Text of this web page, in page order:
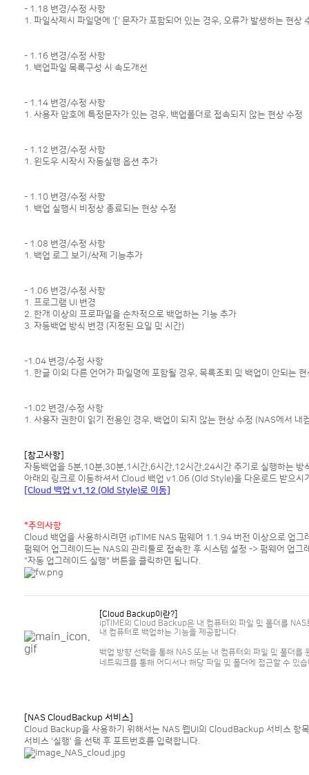
- 1.18 변경/수정 사항
1. 파일삭제시 파일명에 '[' 문자가 포함되어 있는 경우, 오류가 발생하는 현상
- 1.16 변경/수정 사항
1. 백업파일 목록구성 시 속도개선
- 1.14 변경/수정 사항
1. 사용자 암호에 특정문자가 있는 경우, 백업폴더로 접속되지 않는 현상 수정
- 1.12 변경/수정 사항
1. 윈도우 시작시 자동실행 옵션 추가
- 1.10 변경/수정 사항
1. 백업 실행시 비정상 종료되는 현상 수정
- 1.08 변경/수정 사항
1. 백업 로그 보기/삭제 기능추가
- 1.06 변경/수정 사항
1. 프로그램 UI 변경
2. 한개 이상의 프로파일을 순차적으로 백업하는 기능 추가
3. 자동백업 방식 변경 (지정된 요일 및 시간)
-1.04 변경/수정 사항
1. 한글 이외 다른 언어가 파일명에 포함될 경우, 목록조회 및 백업이 안되는 현
-1.02 변경/수정 사항
1. 사용자 권한이 읽기 전용인 경우, 백업이 되지 않는 현상 수정 (NAS에서 내
[참고사항]
자동백업을 5분,10분,30분,1시간,6시간,12시간,24시간 주기로 실행하는 방
아래의 링크로 이동하셔서 Cloud 백업 v1.06 (Old Style)을 다운로드 받으시
[Cloud 백업 v1.12 (Old Style)로 이동]
*주의사항
Cloud 백업을 사용하시려면 ipTIME NAS 펌웨어 1.1.94 버전 이상으로 업그
펌웨어 업그레이드는 NAS의 관리툴로 접속한 후 시스템 설정 -> 펌웨어 업그
"자동 업그레이드 실행" 버튼을 클릭하면 됩니다.
[Cloud Backup이란?]
ipTIME의 Cloud Backup은 내 컴퓨터의 파일 및 폴더를 NAS
내 컴퓨터로 백업하는 기능을 제공합니다.
백업 방향 선택을 통해 NAS 또는 내 컴퓨터의 파일 및 폴더를
네트워크를 통해 어디서나 해당 파일 및 폴더에 접근할 수 있습
[NAS CloudBackup 서비스]
Cloud Backup을 사용하기 위해서는 NAS 웹UI의 CloudBackup 서비스 항
서비스 '실행' 을 선택 후 포트번호를 입력합니다.